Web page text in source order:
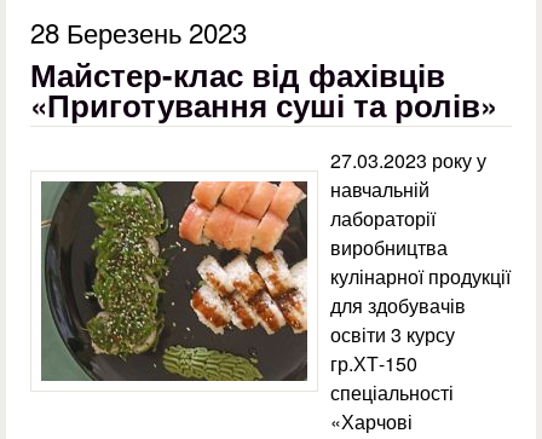
28 Березень 2023
Майстер-клас від фахівців
«Приготування суші та ролів»
27.03.2023 року у
навчальній
лабораторії
виробництва
кулінарної продукції
для здобувачів
освіти 3 курсу
гр.ХТ-150
спеціальності
«Харчові